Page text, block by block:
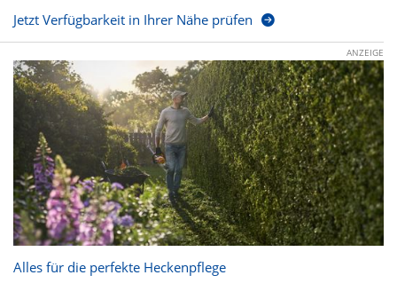
Jetzt Verfügbarkeit in Ihrer Nähe prüfen
ANZEIGE
Alles für die perfekte Heckenpflege